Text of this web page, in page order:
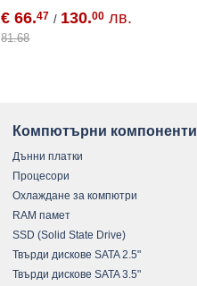
€ 66.47 / 130.00 лв.
81.68
Компютърни компоненти
Дънни платки
Процесори
Охлаждане за компютри
RAM памет
SSD (Solid State Drive)
Твърди дискове SATA 2.5"
Твърди дискове SATA 3.5"